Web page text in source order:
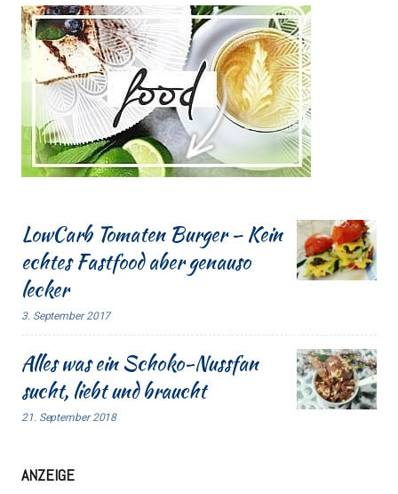
LowCarb Tomaten Burger – Kein
echtes Fastfood aber genauso
lecker
3. September 2017
Alles was ein Schoko-Nussfan
sucht, liebt und braucht
21. September 2018
ANZEIGE